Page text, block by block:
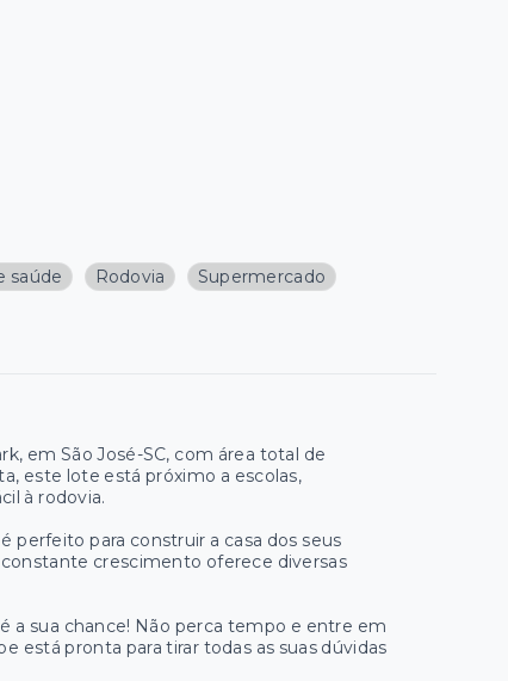
saúde Rodovia
Supermercado
em São José-SC, com área total de
este lote está próximo a escolas,
à rodovia.
perfeito para construir a casa dos seus
crescimento oferece diversas
a sua chance! Não perca tempo e entre em
está pronta para tirar todas as suas dúvidas